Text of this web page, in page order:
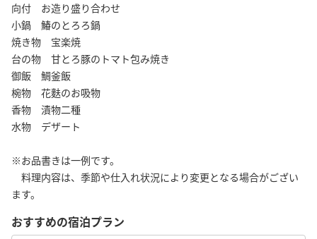
向付 お造り盛り合わせ
小鍋 鰆のとろろ鍋
焼き物 宝楽焼
台の物 甘とろ豚のトマト包み焼き
御飯 鯛釜飯
椀物 花麩のお吸物
香物 漬物二種
水物 デザート
※お品書きは一例です。
料理内容は、季節や仕入れ状況により変更となる場合がござい
ます。
おすすめの宿泊プラン